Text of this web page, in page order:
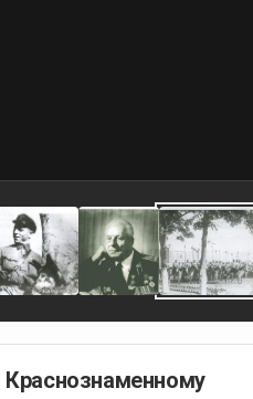
Краснознаменному